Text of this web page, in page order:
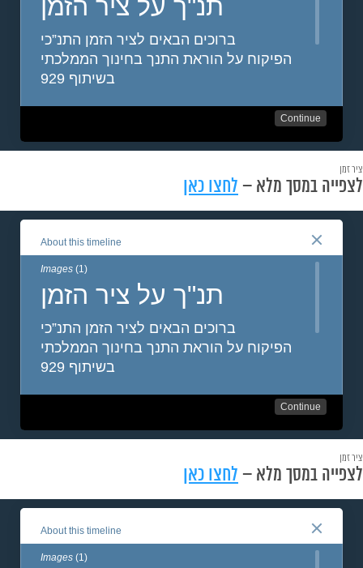
ציר זמן
לצפייה במסך מלא – לחצו כאן
ציר זמן
לצפייה במסך מלא – לחצו כאן